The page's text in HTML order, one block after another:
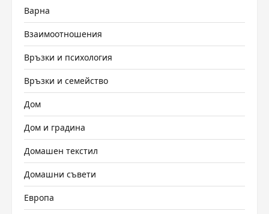
Варна
Взаимоотношения
Връзки и психология
Връзки и семейство
Дом
Дом и градина
Домашен текстил
Домашни съвети
Европа